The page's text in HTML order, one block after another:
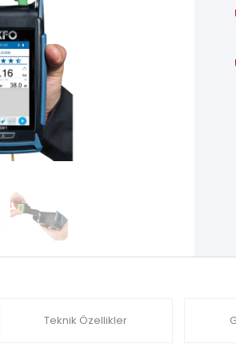
Teknik Özellikler